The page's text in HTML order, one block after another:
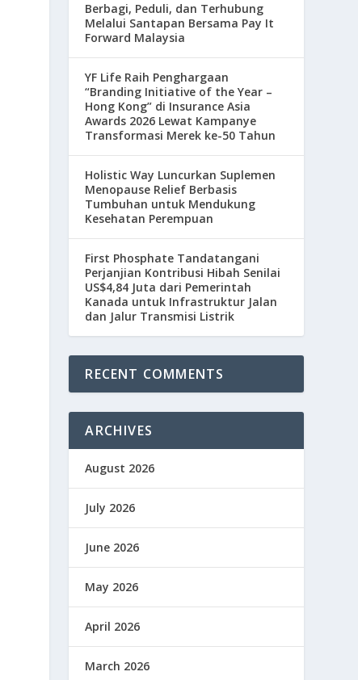
Berbagi, Peduli, dan Terhubung
Melalui Santapan Bersama Pay It
Forward Malaysia
YF Life Raih Penghargaan
“Branding Initiative of the Year –
Hong Kong” di Insurance Asia
Awards 2026 Lewat Kampanye
Transformasi Merek ke-50 Tahun
Holistic Way Luncurkan Suplemen
Menopause Relief Berbasis
Tumbuhan untuk Mendukung
Kesehatan Perempuan
First Phosphate Tandatangani
Perjanjian Kontribusi Hibah Senilai
US$4,84 Juta dari Pemerintah
Kanada untuk Infrastruktur Jalan
dan Jalur Transmisi Listrik
RECENT COMMENTS
ARCHIVES
August 2026
July 2026
June 2026
May 2026
April 2026
March 2026